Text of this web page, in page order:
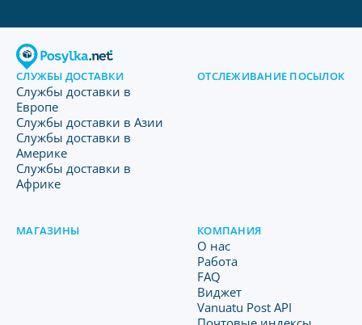
СЛУЖБЫ ДОСТАВКИ
Службы доставки в
Европе
Службы доставки в Азии
Службы доставки в
Америке
Службы доставки в
Африке
ОТСЛЕЖИВАНИЕ ПОСЫЛОК
МАГАЗИНЫ КОМПАНИЯ
O нас
Работа
FAQ
Виджет
Vanuatu Post API